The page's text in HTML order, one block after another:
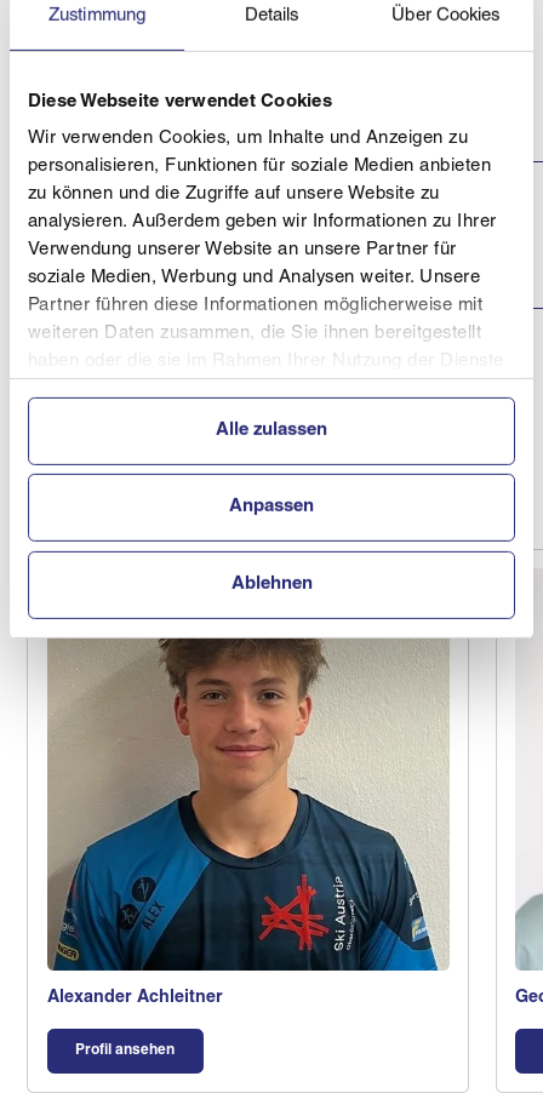
Zustimmung Details Über Cookies
Diese Webseite verwendet Cookies
Wir verwenden Cookies, um Inhalte und Anzeigen zu
personalisieren, Funktionen für soziale Medien anbieten
zu können und die Zugriffe auf unsere Website zu
analysieren. Außerdem geben wir Informationen zu Ihrer
Verwendung unserer Website an unsere Partner für
soziale Medien, Werbung und Analysen weiter. Unsere
Partner führen diese Informationen möglicherweise mit
weiteren Daten zusammen, die Sie ihnen bereitgestellt
Alle zulassen
Anpassen
Ablehnen
Tiefbrunnauloipe
Faistenau
08.02.2026
Landesmeisterschaft
Eidenberg
Änderung
Schneemangels:
Loipenhaus
Ulrichsberg (
Schöneben )
07.02.2026
Salzkammergutcup
Braumsau-Loipe
Faistenau
Alexander Achleitner
Profil ansehen